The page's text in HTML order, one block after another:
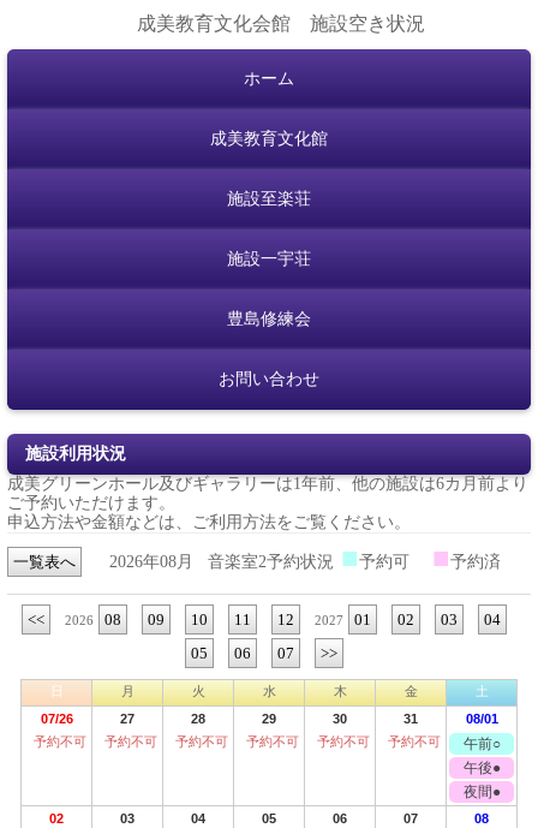
成美教育文化会館 施設空き状況
ホーム
成美教育文化館
施設至楽荘
施設一宇荘
豊島修練会
お問い合わせ
施設利用状況
成美グリーンホール及びギャラリーは1年前、他の施設は6カ月前より
ご予約いただけます。
申込方法や金額などは、
ご利用方法をご覧ください。
一覧表へ 2026年08月 音楽室2予約状況 ■予約可 ■予約済
<< 2026 08 09 10 11 12 2027 01 02 03
04
05
06 07 >>
日 月 火 水 木 金 土
07/26
予約不可
27
予約不可
28
予約不可
29
予約不可
30
予約不可
31
予約不可
08/01
午前○
午後●
夜間●
02
03
04 05 06 07 08